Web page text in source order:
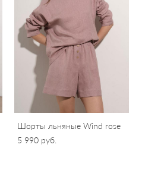
Шорты льняные Wind rose
5 990 pуб.